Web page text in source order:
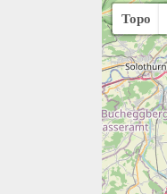
Topo